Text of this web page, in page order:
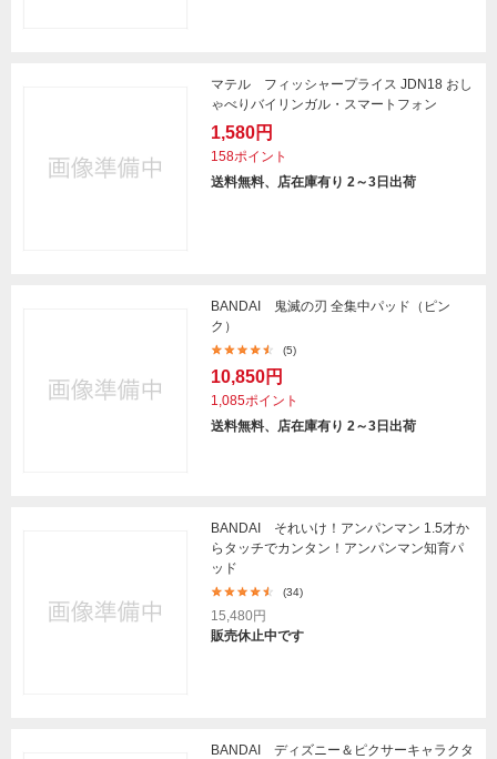
マテル フィッシャープライス JDN18 おし
ゃべりバイリンガル・スマートフォン
1,580円
158ポイント
送料無料、店在庫有り 2～3日出荷
BANDAI 鬼滅の刃 全集中パッド（ピン
ク）
(5)
10,850円
1,085ポイント
送料無料、店在庫有り 2～3日出荷
BANDAI それいけ！アンパンマン 1.5才か
らタッチでカンタン！アンパンマン知育パ
ッド
(34)
15,480円
販売休止中です
BANDAI ディズニー＆ピクサーキャラクタ